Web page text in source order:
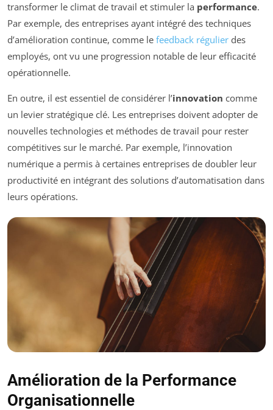
transformer le climat de travail et stimuler la performance.
Par exemple, des entreprises ayant intégré des techniques
d’amélioration continue, comme le feedback régulier des
employés, ont vu une progression notable de leur efficacité
opérationnelle.
En outre, il est essentiel de considérer l’innovation comme
un levier stratégique clé. Les entreprises doivent adopter de
nouvelles technologies et méthodes de travail pour rester
compétitives sur le marché. Par exemple, l’innovation
numérique a permis à certaines entreprises de doubler leur
productivité en intégrant des solutions d’automatisation dans
leurs opérations.
Amélioration de la Performance
Organisationnelle